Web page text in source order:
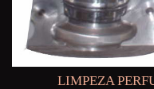
LIMPEZA